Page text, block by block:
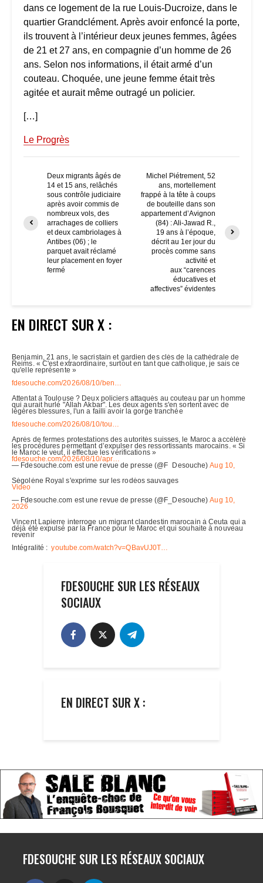
dans ce logement de la rue Louis-Ducroize, dans le
quartier Grandclément. Après avoir enfoncé la porte,
ils trouvent à l’intérieur deux jeunes femmes, âgées
de 21 et 27 ans, en compagnie d’un homme de 26
ans. Selon nos informations, il était armé d’un
couteau. Choquée, une jeune femme était très
agitée et aurait même outragé un policier.
[…]
Le Progrès
Deux migrants âgés de
14 et 15 ans, relâchés
sous contrôle judiciaire
après avoir commis de
nombreux vols, des
arrachages de colliers
et deux cambriolages à
Antibes (06) ; le
parquet avait réclamé
leur placement en foyer
fermé
Michel Piétrement, 52
ans, mortellement
frappé à la tête à coups
de bouteille dans son
appartement d’Avignon
(84) : Ali-Jawad R.,
19 ans à l’époque,
décrit au 1er jour du
procès comme sans
activité et
aux “carences
éducatives et
affectives” évidentes
EN DIRECT SUR X :
FDESOUCHE SUR LES RÉSEAUX
SOCIAUX
EN DIRECT SUR X :
FDESOUCHE SUR LES RÉSEAUX SOCIAUX